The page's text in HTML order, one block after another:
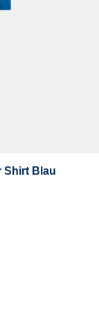
Shirt Blau